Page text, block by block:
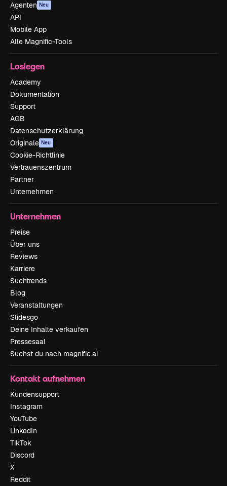
Agenten Neu
API
Mobile App
Alle Magnific-Tools
Loslegen
Academy
Dokumentation
Support
AGB
Datenschutzerklärung
Originale Neu
Cookie-Richtlinie
Vertrauenszentrum
Partner
Unternehmen
Unternehmen
Preise
Über uns
Reviews
Karriere
Suchtrends
Blog
Veranstaltungen
Slidesgo
Deine Inhalte verkaufen
Pressesaal
Suchst du nach magnific.ai
Kontakt aufnehmen
Kundensupport
Instagram
YouTube
LinkedIn
TikTok
Discord
X
Reddit